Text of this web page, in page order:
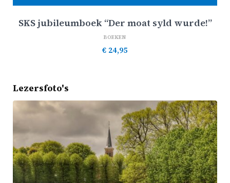
SKS jubileumboek “Der moat syld wurde!”
BOEKEN
€ 24,95
Lezersfoto's